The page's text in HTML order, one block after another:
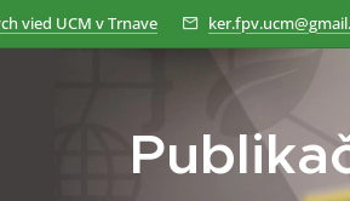
vied UCM v Trnave